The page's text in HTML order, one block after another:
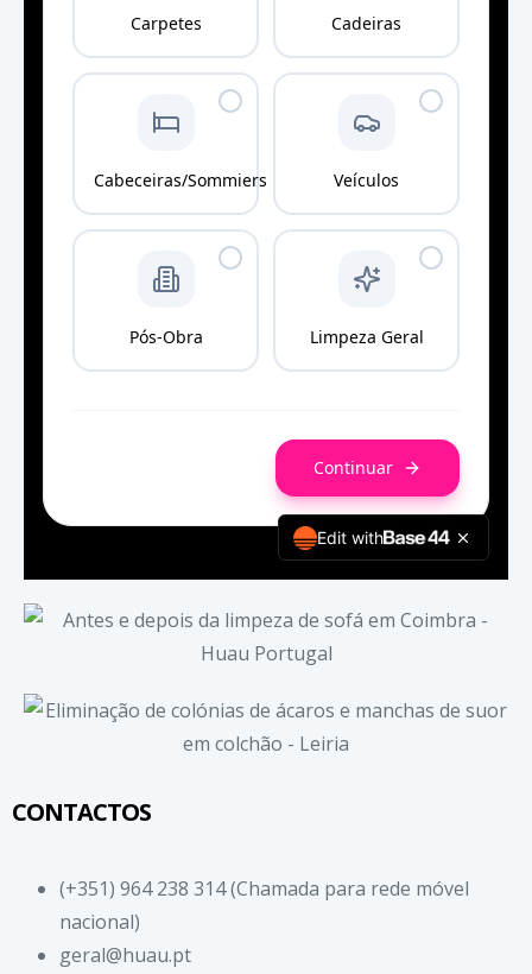
CONTACTOS
(+351) 964 238 314 (Chamada para rede móvel
nacional)
geral@huau.pt